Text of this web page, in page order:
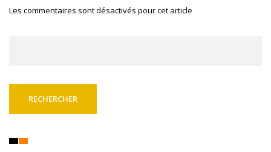
Les commentaires sont désactivés pour cet article